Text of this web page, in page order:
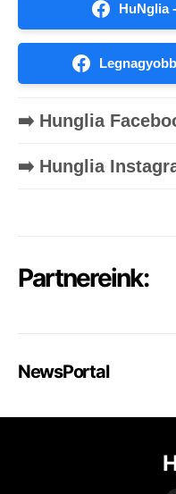
HuNglia
➡️ Hunglia
➡️ Hunglia
Partnereink:
NewsPortal